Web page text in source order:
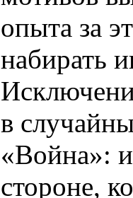
опыта за
набирать
в
«Война»:
стороне,